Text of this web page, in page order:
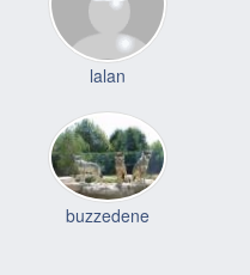
lalan
buzzedene